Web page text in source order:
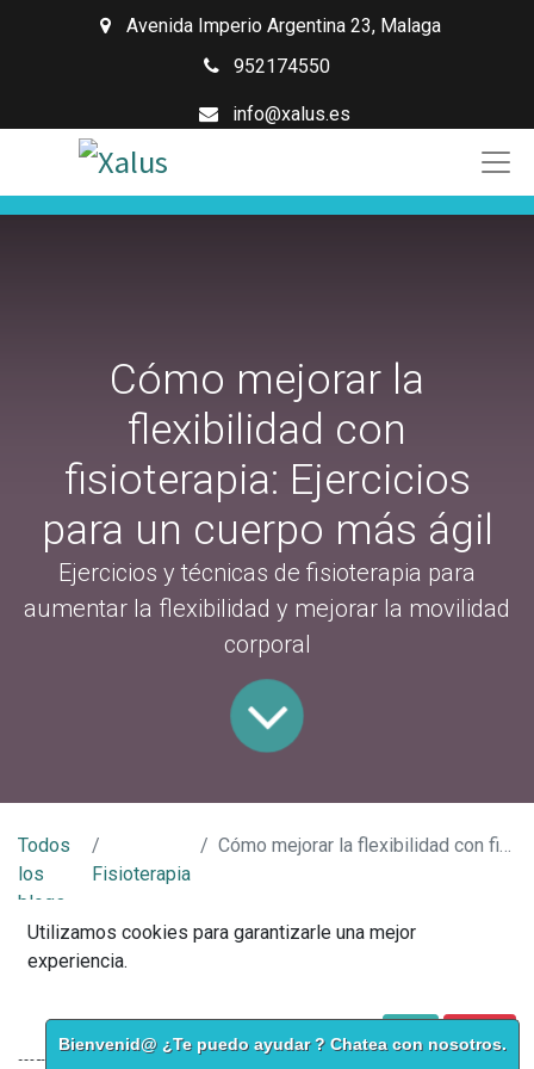
Avenida Imperio Argentina 23, Malaga
952174550
info@xalus.es
Cómo mejorar la
flexibilidad con
fisioterapia: Ejercicios
para un cuerpo más ágil
Ejercicios y técnicas de fisioterapia para
aumentar la flexibilidad y mejorar la movilidad
corporal
Todos
los
blogs
Fisioterapia
Cómo mejorar la flexibilidad con fisioterapia: Ejercicios para un cuerpo más ágil
La flexibilidad es uno de los componentes más
adecuado de movimiento en las articulaciones y los
músculos no solo mejora el rendimiento deportivo, sino
Utilizamos cookies para garantizarle una mejor
experiencia.
Bienvenid@ ¿Te puedo ayudar ? Chatea con nosotros.